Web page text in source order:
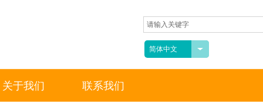
关于我们 联系我们
简体中文